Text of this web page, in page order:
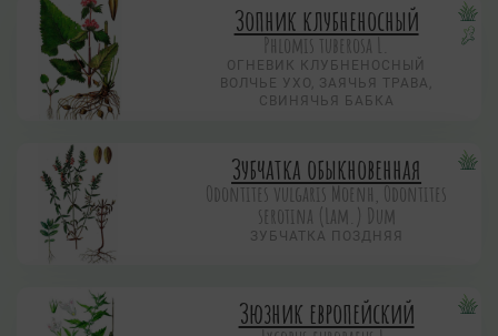
Зопник клубненосный
Phlomis tuberosa L.
ОГНЕВИК КЛУБНЕНОСНЫЙ
ВОЛЧЬЕ УХО, ЗАЯЧЬЯ ТРАВА,
СВИНЯЧЬЯ БАБКА
Зубчатка обыкновенная
Odontites vulgaris Moenh, Odontites
serotina (Lam.) Dum
ЗУБЧАТКА ПОЗДНЯЯ
Зюзник европейский